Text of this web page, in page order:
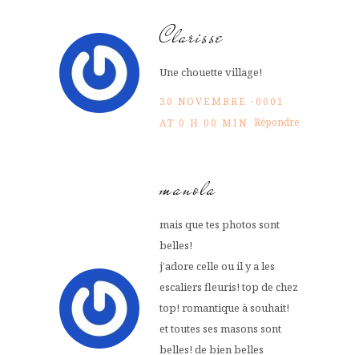
Clarisse
Une chouette village!
30 NOVEMBRE -0001
AT 0 H 00 MIN Répondre
manola
mais que tes photos sont
belles!
j’adore celle ou il y a les
escaliers fleuris! top de chez
top! romantique à souhait!
et toutes ses masons sont
belles! de bien belles